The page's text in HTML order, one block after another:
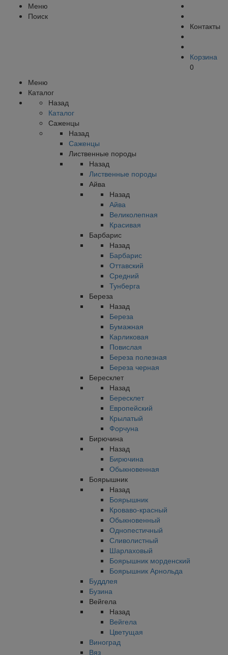
Контакты
Корзина
0
Меню
Поиск
Меню
Каталог
Назад
Каталог
Саженцы
Назад
Саженцы
Лиственные породы
Назад
Лиственные породы
Айва
Назад
Айва
Великолепная
Красивая
Барбарис
Назад
Барбарис
Оттавский
Средний
Тунберга
Береза
Назад
Береза
Бумажная
Карликовая
Повислая
Береза полезная
Береза черная
Бересклет
Назад
Бересклет
Европейский
Крылатый
Форчуна
Бирючина
Назад
Бирючина
Обыкновенная
Боярышник
Назад
Боярышник
Кроваво-красный
Обыкновенный
Однопестичный
Сливолистный
Шарлаховый
Боярышник морденский
Боярышник Арнольда
Буддлея
Бузина
Вейгела
Назад
Вейгела
Цветущая
Виноград
Вяз